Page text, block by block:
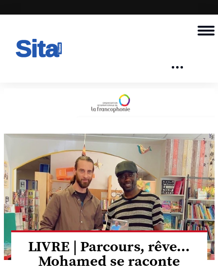
LIVRE | Parcours, rêve...
Mohamed se raconte